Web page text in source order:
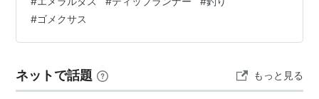
2024シーズン個人的に面白そうなティップランエギ とい
うわけで冒頭の通りあんまし元気がないのですが、能登
内浦のティップランアオリイカの開幕戦として 9/15(日・
#ゴメクサス
ネットで話題 もっと見る